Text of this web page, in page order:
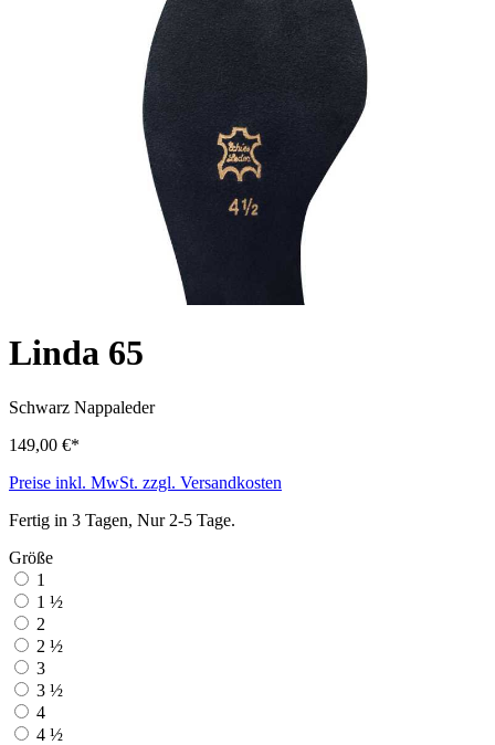
Linda 65
Schwarz Nappaleder
149,00 €*
Preise inkl. MwSt. zzgl. Versandkosten
Fertig in 3 Tagen, Nur 2-5 Tage.
Größe
1
1 ½
2
2 ½
3
3 ½
4
4 ½